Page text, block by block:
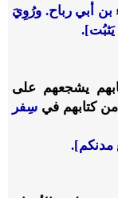
بن أبي رباح. ورُوِيَ
يَثبُت].
يشجعهم على
كتابهم في سِفر
مدنكم].